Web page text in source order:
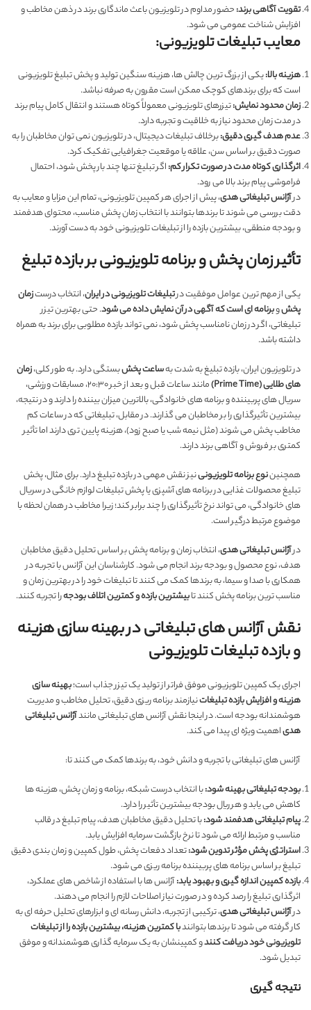
تقویت آگاهی برند:حضور مداوم در تلویزیون باعث ماندگاری برند در ذهن مخاطب و
افزایش شناخت عمومی می شود.
معایب تبلیغات تلویزیونی:
هزینه بالا:یکی از بزرگ ترین چالش ها، هزینه سنگین تولید و پخش تبلیغ تلویزیونی
است که برای برندهای کوچک ممکن است مقرون به صرفه نباشد.
زمان محدود نمایش:تیزرهای تلویزیونی معمولاً کوتاه هستند و انتقال کامل پیام برند
در مدت زمان محدود نیاز به خلاقیت و تجربه دارد.
عدم هدف گیری دقیق:برخلاف تبلیغات دیجیتال، در تلویزیون نمی توان مخاطبان را به
صورت دقیق بر اساس سن، علاقه یا موقعیت جغرافیایی تفکیک کرد.
اثرگذاری کوتاه مدت در صورت تکرار کم:اگر تبلیغ تنها چند بار پخش شود، احتمال
فراموشی پیام برند بالا می رود.
درآژانس تبلیغاتی هدی، پیش از اجرای هر کمپین تلویزیونی، تمام این مزایا و معایب به
دقت بررسی می شوند تا برندها بتوانند با انتخاب زمان پخش مناسب، محتوای هدفمند
و بودجه منطقی، بیشترین بازده را از تبلیغات تلویزیونی خود به دست آورند.
تأثیر زمان پخش و برنامه تلویزیونی بر بازده تبلیغ
یکی از مهم ترین عوامل موفقیت درتبلیغات تلویزیونی در ایران، انتخاب درستزمان
پخشوبرنامه ای است که آگهی در آن نمایش داده می شود. حتی بهترین تیزر
تبلیغاتی، اگر در زمان نامناسب پخش شود، نمی تواند بازده مطلوبی برای برند به همراه
داشته باشد.
در تلویزیون ایران، بازده تبلیغ به شدت بهساعت پخشبستگی دارد. به طور کلی،زمان
های طلایی (Prime Time)
مانند ساعات قبل و بعد از خبر ۲۰:۳۰، مسابقات ورزشی،
سریال های پربیننده و برنامه های خانوادگی، بالاترین میزان بیننده را دارند و در نتیجه،
بیشترین تأثیرگذاری را بر مخاطبان می گذارند. در مقابل، تبلیغاتی که در ساعات کم
مخاطب پخش می شوند (مثل نیمه شب یا صبح زود)، هزینه پایین تری دارند اما تأثیر
کمتری بر فروش و آگاهی برند دارند.
همچنیننوع برنامه تلویزیونینیز نقش مهمی در بازده تبلیغ دارد. برای مثال، پخش
تبلیغ محصولات غذایی در برنامه های آشپزی یا پخش تبلیغات لوازم خانگی در سریال
های خانوادگی، می تواند نرخ تأثیرگذاری را چند برابر کند؛ زیرا مخاطب در همان لحظه با
موضوع مرتبط درگیر است.
درآژانس تبلیغاتی هدی، انتخاب زمان و برنامه پخش بر اساس تحلیل دقیق مخاطبان
هدف، نوع محصول و بودجه برند انجام می شود. کارشناسان این آژانس با تجربه در
همکاری با صدا و سیما، به برندها کمک می کنند تا تبلیغات خود را در بهترین زمان و
مناسب ترین برنامه پخش کنند تابیشترین بازده و کمترین اتلاف بودجهرا تجربه کنند.
نقش آژانس های تبلیغاتی در بهینه سازی هزینه
و بازده تبلیغات تلویزیونی
اجرای یک کمپین تلویزیونی موفق فراتر از تولید یک تیزر جذاب است؛بهینه سازی
هزینه و افزایش بازده تبلیغاتنیازمند برنامه ریزی دقیق، تحلیل مخاطب و مدیریت
هوشمندانه بودجه است. در اینجا نقش آژانس های تبلیغاتی مانندآژانس تبلیغاتی
هدیاهمیت ویژه ای پیدا می کند.
آژانس های تبلیغاتی با تجربه و دانش خود، به برندها کمک می کنند تا:
بودجه تبلیغاتی بهینه شود:با انتخاب درست شبکه، برنامه و زمان پخش، هزینه ها
کاهش می یابد و هر ریال بودجه بیشترین تأثیر را دارد.
پیام تبلیغاتی هدفمند شود:با تحلیل دقیق مخاطبان هدف، پیام تبلیغ در قالب
مناسب و مرتبط ارائه می شود تا نرخ بازگشت سرمایه افزایش یابد.
استراتژی پخش مؤثر تدوین شود:تعداد دفعات پخش، طول کمپین و زمان بندی دقیق
تبلیغ بر اساس برنامه های پربیننده برنامه ریزی می شود.
بازده کمپین اندازه گیری و بهبود یابد:آژانس ها با استفاده از شاخص های عملکرد،
اثرگذاری تبلیغ را رصد کرده و در صورت نیاز اصلاحات لازم را انجام می دهند.
درآژانس تبلیغاتی هدی، ترکیبی از تجربه، دانش رسانه ای و ابزارهای تحلیل حرفه ای به
کار گرفته می شود تا برندها بتوانندبا کمترین هزینه، بیشترین بازده را از تبلیغات
تلویزیونی خود دریافت کنندو کمپینشان به یک سرمایه گذاری هوشمندانه و موفق
تبدیل شود.
نتیجه گیری